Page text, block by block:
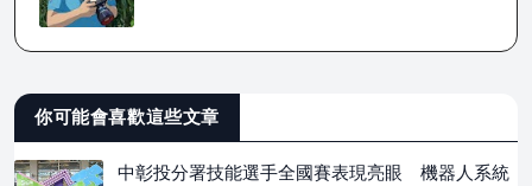
你可能會喜歡這些文章
中彰投分署技能選手全國賽表現亮眼 機器人系統